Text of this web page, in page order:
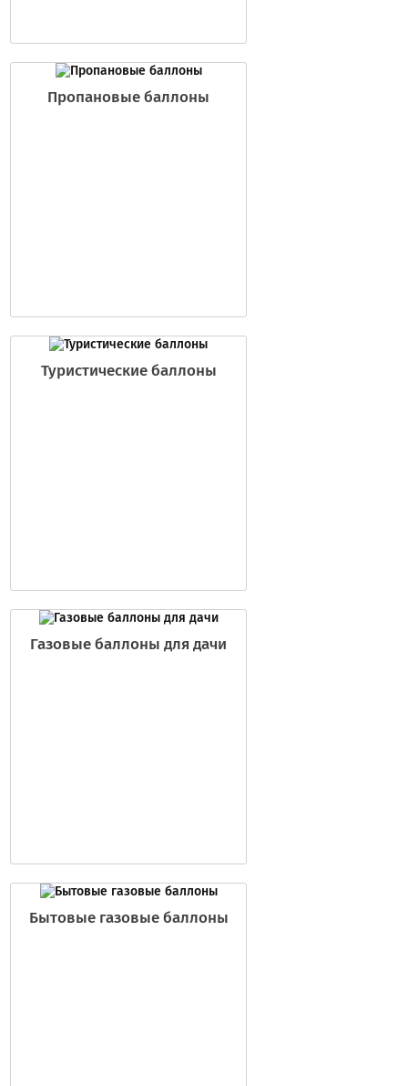
Пропановые баллоны
Туристические баллоны
Газовые баллоны для дачи
Бытовые газовые баллоны